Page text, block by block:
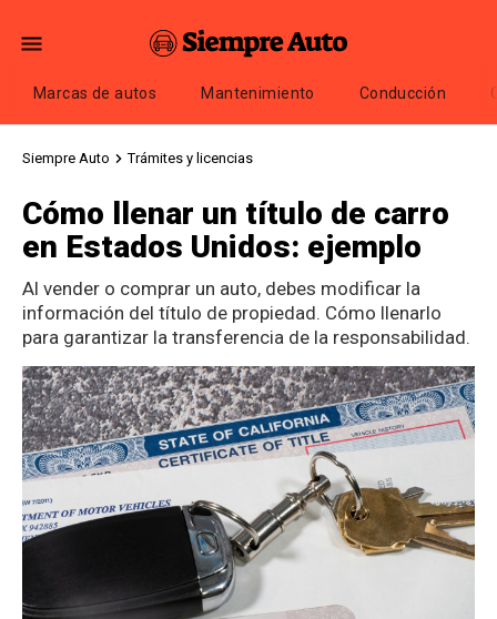
Marcas de autos Mantenimiento Conducción
Siempre Auto Trámites y licencias
Cómo llenar un título de carro
en Estados Unidos: ejemplo
Al vender o comprar un auto, debes modificar la
información del título de propiedad. Cómo llenarlo
para garantizar la transferencia de la responsabilidad.